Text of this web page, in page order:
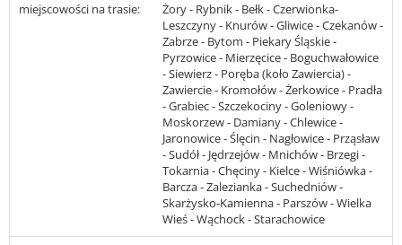
miejscowości na trasie:
Żory - Rybnik - Bełk - Czerwionka-
Leszczyny - Knurów - Gliwice - Czekanów -
Zabrze - Bytom - Piekary Śląskie -
Pyrzowice - Mierzęcice - Boguchwałowice
- Siewierz - Poręba (koło Zawiercia) -
Zawiercie - Kromołów - Żerkowice - Pradła
- Grabiec - Szczekociny - Goleniowy -
Moskorzew - Damiany - Chlewice -
Jaronowice - Ślęcin - Nagłowice - Prząsław
- Sudół - Jędrzejów - Mnichów - Brzegi -
Tokarnia - Chęciny - Kielce - Wiśniówka -
Barcza - Zalezianka - Suchedniów -
Skarżysko-Kamienna - Parszów - Wielka
Wieś - Wąchock - Starachowice